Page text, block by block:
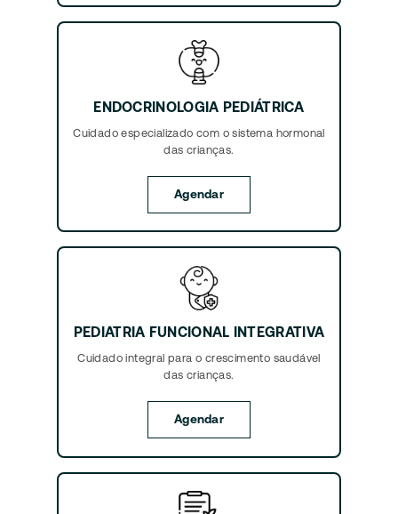
ENDOCRINOLOGIA PEDIÁTRICA
Cuidado especializado com o sistema hormonal
das crianças.
Agendar
PEDIATRIA FUNCIONAL INTEGRATIVA
Cuidado integral para o crescimento saudável
das crianças.
Agendar